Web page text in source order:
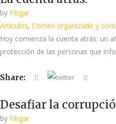
by Fibgar
Artículos, Crimen organizado y
Hoy comienza la cuenta atrás: un
protección de las personas que
Share:
Desafiar la
by Fibgar